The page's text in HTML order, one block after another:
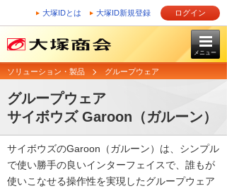
大塚IDとは 大塚ID新規登録 ログイン
メニュー
ソリューション・製品 グループウェア
グループウェア
サイボウズ Garoon（ガルーン）
サイボウズのGaroon（ガルーン）は、シンプル
で使い勝手の良いインターフェイスで、誰もが
使いこなせる操作性を実現したグループウェア